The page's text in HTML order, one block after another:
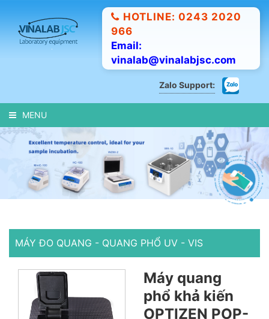
HOTLINE: 0243 2020
966
Email:
vinalab@vinalabjsc.com
Zalo Support:
MENU
MÁY ĐO QUANG - QUANG PHỔ UV - VIS
Máy quang
phổ khả kiến
OPTIZEN POP-